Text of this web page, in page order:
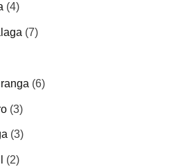
(4)
(7)
(6)
(3)
(3)
(2)